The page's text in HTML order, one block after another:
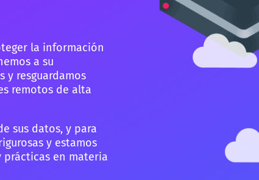
la información
a su
y resguardamos
remotos de alta
sus datos, y para
y estamos
en materia